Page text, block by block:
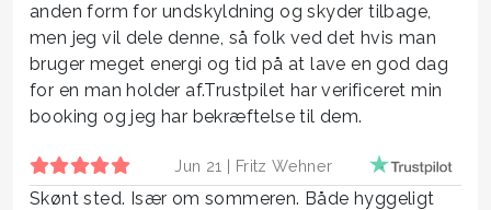
anden form for undskyldning og skyder tilbage,
men jeg vil dele denne, så folk ved det hvis man
bruger meget energi og tid på at lave en god dag
for en man holder af.Trustpilet har verificeret min
booking og jeg har bekræftelse til dem.
Jun 21 | Fritz Wehner
Skønt sted. Især om sommeren. Både hyggeligt